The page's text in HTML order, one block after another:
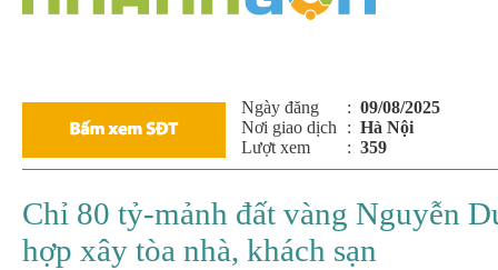
Ngày đăng : 09/08/2025
Nơi giao dịch : Hà Nội
Lượt xem
: 359
Chỉ 80 tỷ-mảnh đất vàng Nguyễn
hợp xây tòa nhà, khách sạn